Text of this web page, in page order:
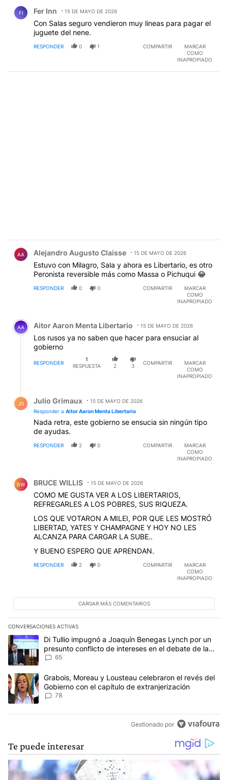
FI Fer Inn 15 DE MAYO DE 2026
Con Salas seguro vendieron muy lineas para pagar el
juguete del nene.
RESPONDER 0 1 COMPARTIR
MARCAR
COMO
INAPROPIADO
AA Alejandro Augusto Claisse 15 DE MAYO DE 2026
Estuvo con Milagro, Sala y ahora es Libertario, es otro
Peronista reversible más como Massa o Pichuqui 😂
RESPONDER 0 0 COMPARTIR
MARCAR
COMO
INAPROPIADO
Comentario de Aitor Aaron Menta Libertario.
AA Aitor Aaron Menta Libertario 15 DE MAYO DE 2026
Los rusos ya no saben que hacer para ensuciar al
gobierno
RESPONDER
1
RESPUESTA
2 3
COMPARTIR
MARCAR
COMO
INAPROPIADO
JG Julio Grimaux
15 DE MAYO DE 2026
Responder a Aitor Aaron Menta Libertario
Nada retra, este gobierno se ensucia sin ningún tipo
de ayudas.
RESPONDER 2 0 COMPARTIR
MARCAR
COMO
INAPROPIADO
BW BRUCE WILLIS 15 DE MAYO DE 2026
COMO ME GUSTA VER A LOS LIBERTARIOS,
REFREGARLES A LOS POBRES, SUS RIQUEZA.
LOS QUE VOTARON A MILEI, POR QUE LES MOSTRÓ
LIBERTAD, YATES Y CHAMPAGNE Y HOY NO LES
ALCANZA PARA CARGAR LA SUBE..
Y BUENO ESPERO QUE APRENDAN.
RESPONDER 2 0 COMPARTIR
MARCAR
COMO
INAPROPIADO
CARGAR MÁS COMENTARIOS
CONVERSACIONES ACTIVAS
Este listado muestra los artículos con más comentarios en los
Un artículo de tendencia con el título "Di Tullio impugnó a
Di Tullio impugnó a Joaquín Benegas Lynch por un
presunto conflicto de intereses en el debate de la
Ley de Tierras
65
Un artículo de tendencia con el título "Grabois, Moreau y
Grabois, Moreau y Lousteau celebraron el revés del
Gobierno con el capítulo de extranjerización
78
Gestionado por